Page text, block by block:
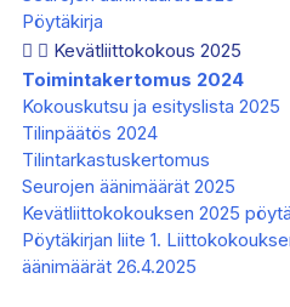
Pöytäkirja
Kevätliittokokous 2025
Toimintakertomus 2024
Kokouskutsu ja esityslista 2025
Tilinpäätös 2024
Tilintarkastuskertomus
Seurojen äänimäärät 2025
Kevätliittokokouksen 2025
Pöytäkirjan liite 1.
äänimäärät 26.4.2025